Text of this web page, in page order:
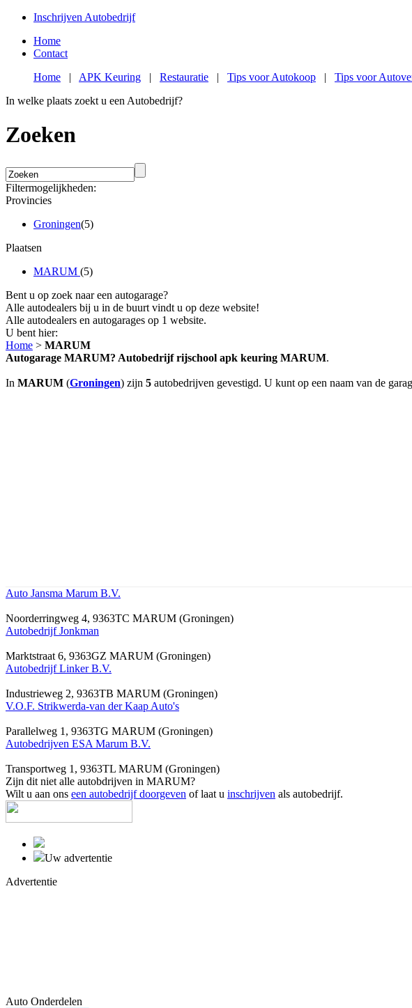
Inschrijven Autobedrijf
Home
Contact
Home | APK Keuring | Restauratie | Tips voor Autokoop | Tips voor
In welke plaats zoekt u een Autobedrijf?
Zoeken
Filtermogelijkheden:
Provincies
Groningen(5)
Plaatsen
MARUM (5)
Bent u op zoek naar een autogarage?
Alle autodealers bij u in de buurt vindt u op deze website!
Alle autodealers en autogarages op 1 website.
U bent hier:
Home > MARUM
Autogarage MARUM? Autobedrijf rijschool apk keuring MARUM.
In MARUM (Groningen) zijn 5 autobedrijven gevestigd. U kunt op een naam van de
Auto Jansma Marum B.V.
Noorderringweg 4, 9363TC MARUM (Groningen)
Autobedrijf Jonkman
Marktstraat 6, 9363GZ MARUM (Groningen)
Autobedrijf Linker B.V.
Industrieweg 2, 9363TB MARUM (Groningen)
V.O.F. Strikwerda-van der Kaap Auto's
Parallelweg 1, 9363TG MARUM (Groningen)
Autobedrijven ESA Marum B.V.
Transportweg 1, 9363TL MARUM (Groningen)
Zijn dit niet alle autobdrijven in MARUM?
Wilt u aan ons een autobedrijf doorgeven of laat u inschrijven als autobedrijf.
Uw advertentie
Advertentie
Auto Onderdelen